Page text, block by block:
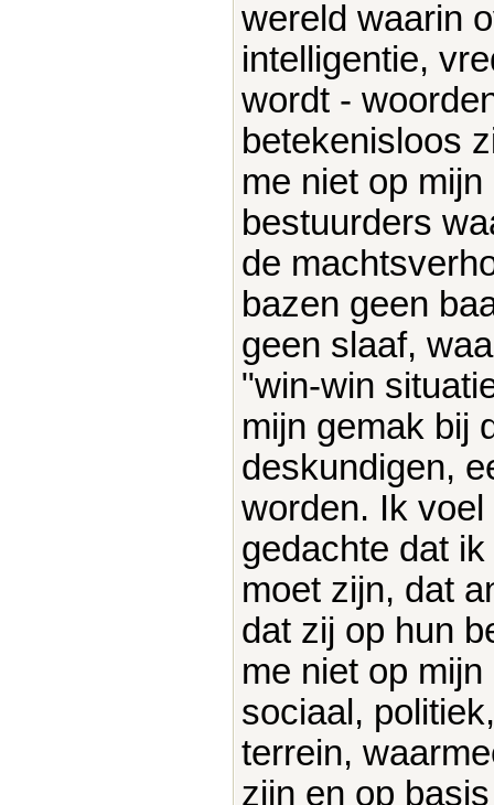
wereld waarin
intelligentie,
wordt -
betekenisloos
me niet op
bestuurders
de
bazen geen
geen slaaf,
"win-win
mijn gemak bij
deskundigen,
worden. Ik
gedachte dat
moet zijn, dat
dat zij op hun
me niet op
sociaal,
terrein,
zijn en op